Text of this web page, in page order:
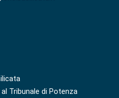
Tribunale di Potenza